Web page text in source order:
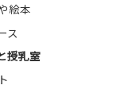
絵本
ス
授乳室